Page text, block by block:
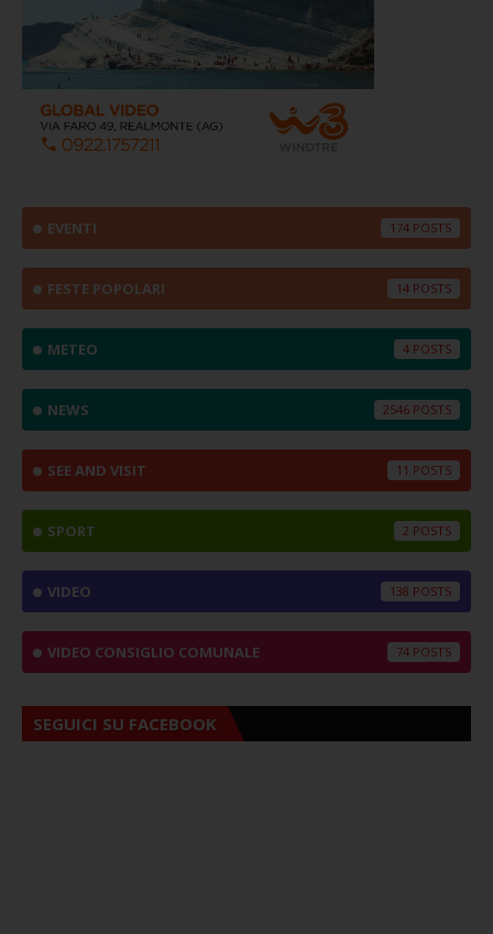
EVENTI 174
FESTE POPOLARI 14
METEO 4
NEWS 2546
SEE AND VISIT 11
SPORT 2
VIDEO 138
VIDEO CONSIGLIO COMUNALE 74
SEGUICI SU FACEBOOK